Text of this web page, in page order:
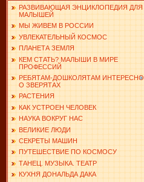
РАЗВИВАЮЩАЯ ЭНЦИКЛОПЕДИЯ ДЛЯ
МАЛЫШЕЙ
МЫ ЖИВЕМ В РОССИИ
УВЛЕКАТЕЛЬНЫЙ КОСМОС
ПЛАНЕТА ЗЕМЛЯ
КЕМ СТАТЬ? МАЛЫШИ В МИРЕ
ПРОФЕССИЙ
РЕБЯТАМ-ДОШКОЛЯТАМ ИНТЕРЕСНО
О ЗВЕРЯТАХ
РАСТЕНИЯ
КАК УСТРОЕН ЧЕЛОВЕК
НАУКА ВОКРУГ НАС
ВЕЛИКИЕ ЛЮДИ
СЕКРЕТЫ МАШИН
ПУТЕШЕСТВИЕ ПО КОСМОСУ
ТАНЕЦ. МУЗЫКА. ТЕАТР
КУХНЯ ДОНАЛЬДА ДАКА